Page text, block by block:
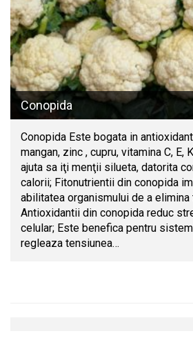
Conopida
Conopida Este bogata in
mangan, zinc , cupru, vitamina C, E,
ajuta sa iţi menţii silueta, datorita
calorii; Fitonutrientii din conopida
abilitatea organismului de a elimina
Antioxidantii din conopida reduc
celular; Este benefica pentru
regleaza tensiunea…